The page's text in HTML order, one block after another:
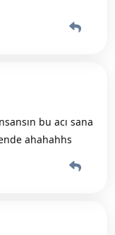
bu acı sana
ahahahhs